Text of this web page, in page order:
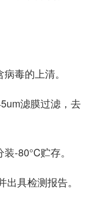
毒的上清。
滤膜过滤，去
-80°C贮存。
具检测报告。